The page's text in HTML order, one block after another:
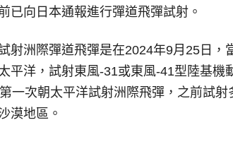
已向日本通報進行彈道飛彈試射。
射洲際彈道飛彈是在2024年9月25日，
平洋，試射東風-31或東風-41型陸基機
一次朝太平洋試射洲際飛彈，之前試
漠地區。